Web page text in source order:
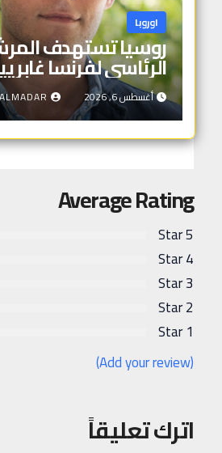
اوروبا
روسيا تستهدف
الرئاسي لفرنسا
أغسطس 6, 2026 ALMADAR
Average Rating
5 Star
4 Star
3 Star
2 Star
1 Star
(Add your review)
اترك تعليقاً